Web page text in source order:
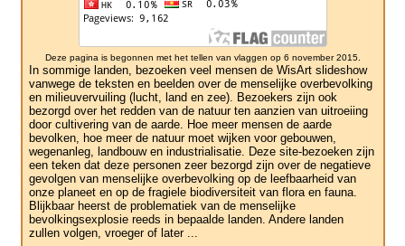
Deze pagina is begonnen met het tellen van vlaggen op 6 november 2015.
In sommige landen, bezoeken veel mensen de WisArt slideshow
vanwege de teksten en beelden over de menselijke overbevolking
en milieuvervuiling (lucht, land en zee). Bezoekers zijn ook
bezorgd over het redden van de natuur ten aanzien van uitroeiing
door cultivering van de aarde. Hoe meer mensen de aarde
bevolken, hoe meer de natuur moet wijken voor gebouwen,
wegenanleg, landbouw en industrialisatie. Deze site-bezoeken zijn
een teken dat deze personen zeer bezorgd zijn over de negatieve
gevolgen van menselijke overbevolking op de leefbaarheid van
onze planeet en op de fragiele biodiversiteit van flora en fauna.
Blijkbaar heerst de problematiek van de menselijke
bevolkingsexplosie reeds in bepaalde landen. Andere landen
zullen volgen, vroeger of later ...